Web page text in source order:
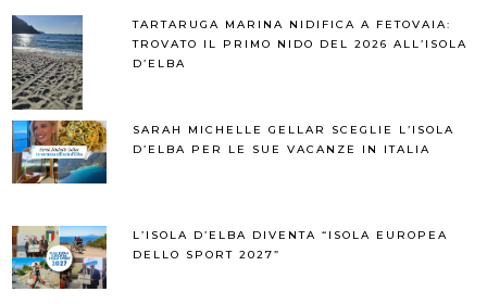
TARTARUGA MARINA NIDIFICA A FETOVAIA:
TROVATO IL PRIMO NIDO DEL 2026 ALL’ISOLA
D’ELBA
SARAH MICHELLE GELLAR SCEGLIE L’ISOLA
D’ELBA PER LE SUE VACANZE IN ITALIA
L’ISOLA D’ELBA DIVENTA “ISOLA EUROPEA
DELLO SPORT 2027”